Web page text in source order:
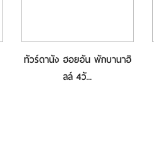
ทัวร์ดานัง ฮอยอัน พักบานาฮิ
ลล์ 4วั...